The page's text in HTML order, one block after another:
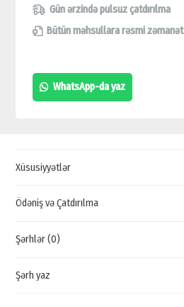
IR
PTZ
KAMERA,
DAHUA
DAHUA
ONLİNE
PTZ
Gün ərzində pulsuz çatdırılma
Bütün məhsullara rəsmi zəmanət
WhatsApp-da yaz
Xüsusiyyətlər
Ödəniş və Çatdırılma
Şərhlər (0)
Şərh yaz